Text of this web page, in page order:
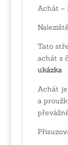
Achát –
Tato
achát s
ukázka
Achát
a